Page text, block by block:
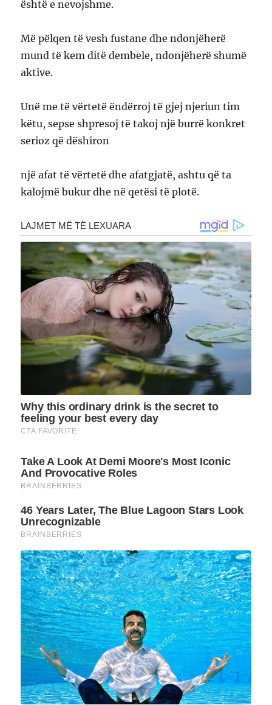
është e nevojshme.
Më pëlqen të vesh fustane dhe ndonjëherë
mund të kem ditë dembele, ndonjëherë shumë
aktive.
Unë me të vërtetë ëndërroj të gjej njeriun tim
këtu, sepse shpresoj të takoj një burrë konkret
serioz që dëshiron
një afat të vërtetë dhe afatgjatë, ashtu që ta
kalojmë bukur dhe në qetësi të plotë.